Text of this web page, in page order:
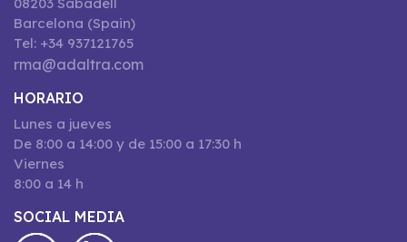
Barcelona (Spain)
Tel: +34 937121765
rma@adaltra.com
HORARIO
Lunes a jueves
De 8:00 a 14:00 y de 15:00 a 17:30 h
Viernes
8:00 a 14 h
SOCIAL MEDIA